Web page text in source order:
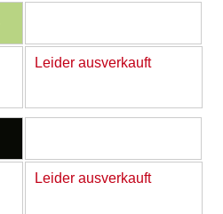
Leider ausverkauft
Leider ausverkauft